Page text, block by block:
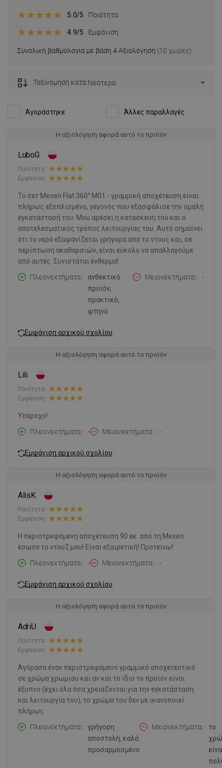
Συνολική βαθμολογία με βάση 4 Αξιολόγηση (10 χώρες)
5.0/5 Ποιότητα
4.9/5 Εμφάνιση
Αγοράστηκε Άλλες παραλλαγές
Ταξινόμηση κατά:Νεότερα
Η αξιολόγηση αφορά αυτό το προϊόν
LuboG
Ποιότητα:
Εμφάνιση:
Το σετ Mexen Flat 360° M01 - γραμμική αποχέτευση είναι
πλήρως εξοπλισμένο, γεγονός που εξασφάλισε την ομαλή
εγκατάστασή του. Μου αρέσει η κατασκευή του και ο
αποτελεσματικός τρόπος λειτουργίας του. Αυτό σημαίνει
ότι το νερό εξαφανίζεται γρήγορα από το ντους και, σε
περίπτωση ακαθαρσιών, είναι εύκολο να απαλλαγούμε
από αυτές. Συνιστάται ένθερμα!
Πλεονεκτήματα:
ανθεκτικό
προϊόν,
πρακτικό,
φτηνό
Μειονεκτήματα: -
Εμφάνιση αρχικού σχολίου
Η αξιολόγηση αφορά αυτό το προϊόν
Lili
Ποιότητα:
Εμφάνιση:
Υπέροχο!
Πλεονεκτήματα:
- Μειονεκτήματα: -
Εμφάνιση αρχικού σχολίου
Η αξιολόγηση αφορά αυτό το προϊόν
AlisK
Ποιότητα:
Εμφάνιση:
Η περιστρεφόμενη αποχέτευση 90 εκ. από τη Mexen
έσωσε το ντουζ μου! Είναι εξαιρετική! Προτείνω!
Πλεονεκτήματα:
- Μειονεκτήματα: -
Εμφάνιση αρχικού σχολίου
Η αξιολόγηση αφορά αυτό το προϊόν
AdriU
Ποιότητα:
Εμφάνιση:
Αγόρασα έναν περιστρεφόμενο γραμμικό αποχετευτικό
σε χρώμα χρωμίου και αν και το ίδιο το προϊόν είναι
έξυπνο (έχει όλα όσα χρειάζονται για την εγκατάσταση
και λειτουργία του), το χρώμα του δεν με ικανοποιεί
πλήρως.
Πλεονεκτήματα:
γρήγορη
αποστολή, καλά
προσαρμοσμένο
Μειονεκτήματα:
το